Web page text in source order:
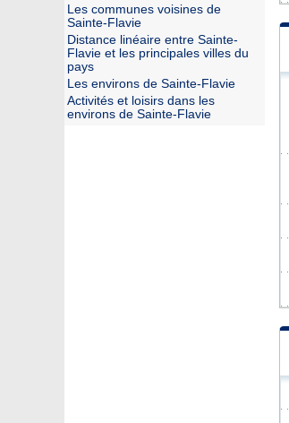
Les communes voisines de
Sainte-Flavie
Distance linéaire entre Sainte-
Flavie et les principales villes du
pays
Les environs de Sainte-Flavie
Activités et loisirs dans les
environs de Sainte-Flavie